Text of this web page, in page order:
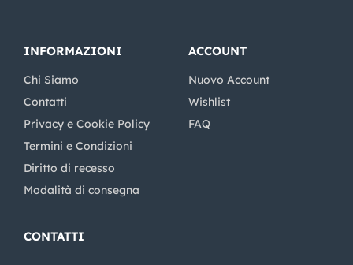
INFORMAZIONI
Chi Siamo
Contatti
Privacy e Cookie Policy
Termini e Condizioni
Diritto di recesso
Modalità di consegna
ACCOUNT
Nuovo Account
Wishlist
FAQ
CONTATTI